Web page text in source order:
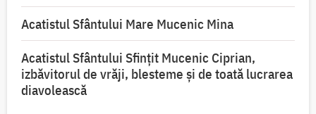
Acatistul Sfântului Mare Mucenic Mina
Acatistul Sfântului Sfințit Mucenic Ciprian,
izbăvitorul de vrăji, blesteme și de toată lucrarea
diavolească